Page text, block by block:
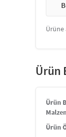
Ürün
Ürün
Ürün